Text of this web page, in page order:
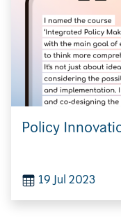
Search
Policy
19 Jul 2023